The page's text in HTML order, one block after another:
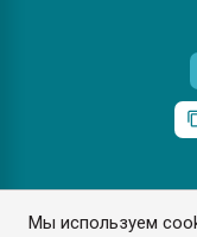
Мы используем